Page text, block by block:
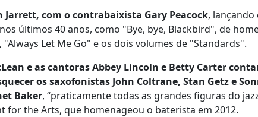
com o contrabaixista Gary Peacock,
últimos 40 anos, como "Bye, bye, Blackbird", de
Let Me Go" e os dois volumes de "Standards".
e as cantoras Abbey Lincoln e Betty Carter
os saxofonistas John Coltrane, Stan Getz e
Baker, “praticamente todas as grandes figuras do
for the Arts, que homenageou o baterista em 2012.